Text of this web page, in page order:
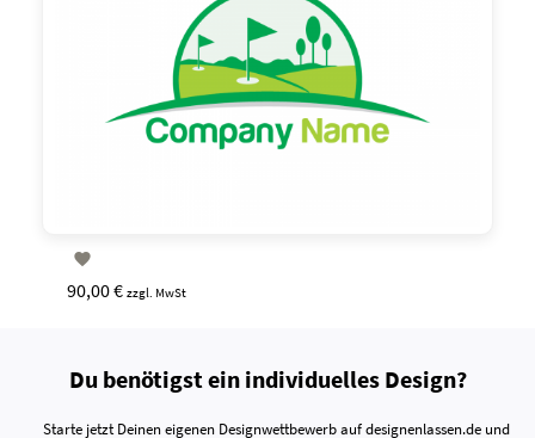

90,00 € zzgl. MwSt
Du benötigst ein individuelles Design?
Starte jetzt Deinen eigenen Designwettbewerb auf designenlassen.de und